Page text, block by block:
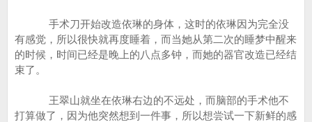
手术刀开始改造依琳的身体，这时的依琳因为完全没
有感觉，所以很快就再度睡着，而当她从第二次的睡梦中醒来
的时候，时间已经是晚上的八点多钟，而她的器官改造已经结
束了。
王翠山就坐在依琳右边的不远处，而脑部的手术他不
打算做了，因为他突然想到一件事，所以想尝试一下新鲜的感